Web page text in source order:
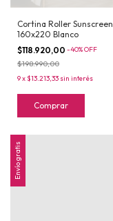
Cortina Roller Sunscreen
160x220 Blanco
$118.920,00 -40%OFF
$198.990,00
9x$13.213,33 sin interés
Comprar
Envío gratis